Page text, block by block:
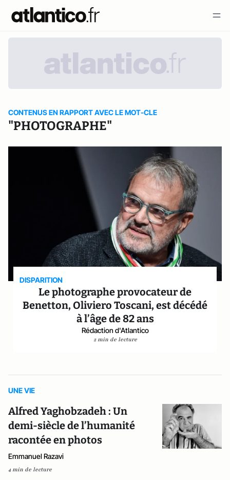
CONTENUS EN RAPPORT AVEC LE MOT-CLE
"PHOTOGRAPHE"
DISPARITION
Le photographe provocateur de
Benetton, Oliviero Toscani, est décédé
à l’âge de 82 ans
Rédaction d'Atlantico
2 min de lecture
UNE VIE
Alfred Yaghobzadeh : Un
demi-siècle de l’humanité
racontée en photos
Emmanuel Razavi
4 min de lecture